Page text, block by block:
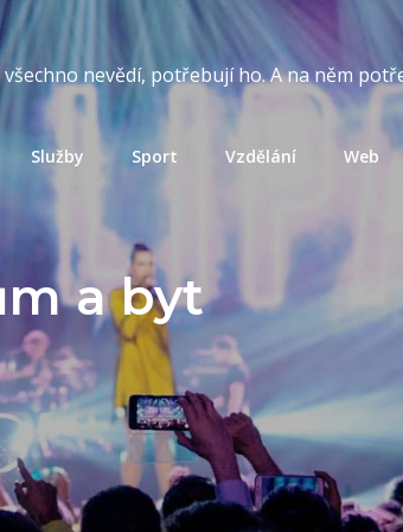
nevědí, potřebují ho. A na něm
Služby Sport Vzdělání Web
a byt